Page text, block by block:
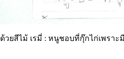
วยสีไม้ เรมี่ : หนูชอบที่กุ๊กไก่เพราะ